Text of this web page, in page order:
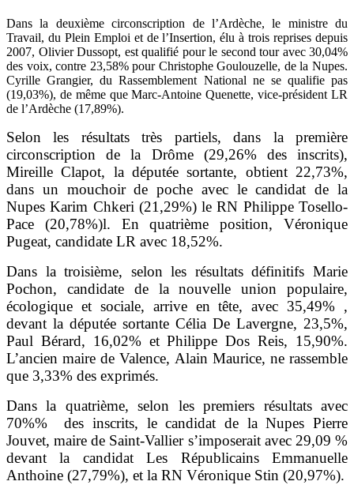
Dans la deuxième circonscription de l’Ardèche, le ministre du
Travail, du Plein Emploi et de l’Insertion, élu à trois reprises depuis
2007, Olivier Dussopt, est qualifié pour le second tour avec 30,04%
des voix, contre 23,58% pour Christophe Goulouzelle, de la Nupes.
Cyrille Grangier, du Rassemblement National ne se qualifie pas
(19,03%), de même que Marc-Antoine Quenette, vice-président LR
de l’Ardèche (17,89%).
Selon les résultats très partiels, dans la première
circonscription de la Drôme (29,26% des inscrits),
Mireille Clapot, la députée sortante, obtient 22,73%,
dans un mouchoir de poche avec le candidat de la
Nupes Karim Chkeri (21,29%) le RN Philippe Tosello-
Pace (20,78%)l. En quatrième position, Véronique
Pugeat, candidate LR avec 18,52%.
Dans la troisième, selon les résultats définitifs Marie
Pochon, candidate de la nouvelle union populaire,
écologique et sociale, arrive en tête, avec 35,49% ,
devant la députée sortante Célia De Lavergne, 23,5%,
Paul Bérard, 16,02% et Philippe Dos Reis, 15,90%.
L’ancien maire de Valence, Alain Maurice, ne rassemble
que 3,33% des exprimés.
Dans la quatrième, selon les premiers résultats avec
70%% des inscrits, le candidat de la Nupes Pierre
Jouvet, maire de Saint-Vallier s’imposerait avec 29,09 %
devant la candidat Les Républicains Emmanuelle
Anthoine (27,79%), et la RN Véronique Stin (20,97%).